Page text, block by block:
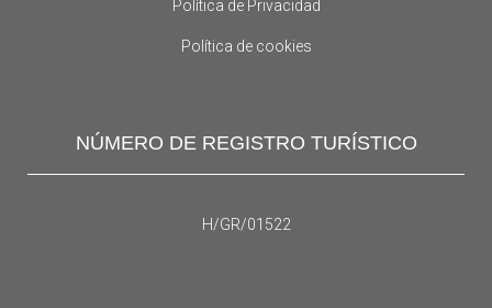
Política de Privacidad
Política de cookies
NÚMERO DE REGISTRO TURÍSTICO
H/GR/01522